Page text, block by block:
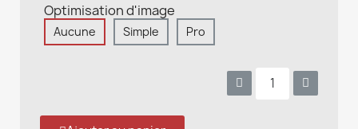
Optimisation d'image
Aucune Simple Pro